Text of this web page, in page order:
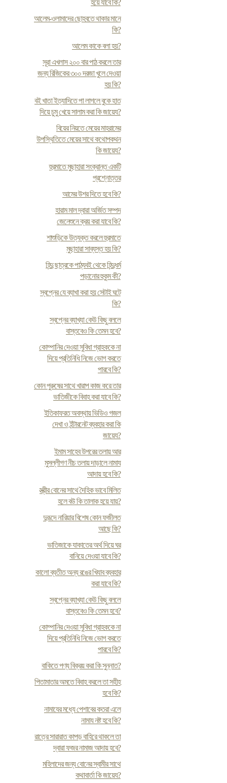
হয়ে যাবে কি?
আলেম-ওলামাদের ছোহবতে থাকার মানে
কি?
আলেম কাকে বলা হয়?
সূরা এখলাস ২০০ বার পাঠ করলে তার
জন্য রিজিকের ৩০০ দরজা খুলে দেওয়া
হয় কি?
ব‌ই খাতা ইত্যাদিতে পা লাগলে বুকে হাত
দিয়ে চুমু খেয়ে সালাম করা কি জায়েয?
বিয়ের নিয়তে মেয়ের মাহরামের
উপস্থিতিতে মেয়ের সাথে কথোপকথন
কি জায়েয?
হুরমাতে মুছাহারা সংক্রান্ত একটি
প্রশ্নোত্তর
আমের উশর দিতে হবে কি?
হারাম মাল দ্বারা অর্জিত সম্পদ
জেনেশুনে ক্রয় করা যাবে কি?
শাশুড়িকে উত্যক্ত করলে হুরমাতে
মুছাহারা সাব্যস্ত হয় কি?
হিন্দু ছাত্রকে পাঠ্যবই থেকে হিন্দুধর্ম
পড়ানোর হুকুম কী?
স্বপ্নের যে ব্যাখা করা হয় সেটাই ঘটে
কি?
স্বপ্নের ব্যাখ্যা কেউ কিছু বললে
বাস্তবেও কি তেমন হবে?
কোম্পানির দেওয়া সুবিধা গ্রাহককে না
দিয়ে প্রতিনিধি নিজে ভোগ করতে
পারবে কি?
কোন পুরুষের সাথে খারাপ কাজ করে তার
ভাতিজীকে বিবাহ করা যাবে কি?
ইতিকাফরত অবস্থায় ভিডিও গজল
দেখা ও ইন্টারনেট ব্যবহার করা কি
জায়েয?
ইমাম সাহেব উপরের তলায় আর
মুসল্লীগণ নীচ তলায় দাড়ালে নামায
আদায় হবে কি?
স্ত্রীর বোনের সাথে দৈহিক ভাবে মিলিত
হলে বউ কি তালাক হয়ে যায়?
দুরূদে নারিয়ার বিশেষ কোন ফজীলত
আছে কি?
ভাতিজাকে যাকাতের অর্থ দিয়ে ঘর
বানিয়ে দেওয়া যাবে কি?
কালো ব্যতীত অন্য রঙের খিযাব ব্যবহার
করা যাবে কি?
স্বপ্নের ব্যাখ্যা কেউ কিছু বললে
বাস্তবেও কি তেমন হবে?
কোম্পানির দেওয়া সুবিধা গ্রাহককে না
দিয়ে প্রতিনিধি নিজে ভোগ করতে
পারবে কি?
বাকিতে পণ্য বিক্রয় করা কি সুন্নাত?
পিতামাতার অমতে বিবাহ করলে তা সহীহ
হবে কি?
নামাযের মধ্যে পেশাবের কতরা এলে
নামায নষ্ট হবে কি?
রাত্রে সারারাত কাপড় বাহিরে থাকলে তা
দ্বারা ফজর নামাজ আদায় হবে?
মহিলাদের জন্য বোনের স্বামীর সাথে
কথাবার্তা কি জায়েয?